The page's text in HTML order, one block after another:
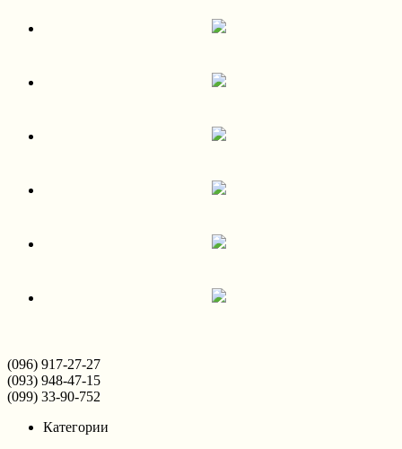
(096) 917-27-27
(093) 948-47-15
(099) 33-90-752
Категории